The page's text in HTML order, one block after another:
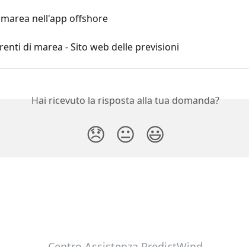
nell'app offshore
di marea - Sito web delle previsioni
Hai ricevuto la risposta alla tua domanda?
😞 😐 😃